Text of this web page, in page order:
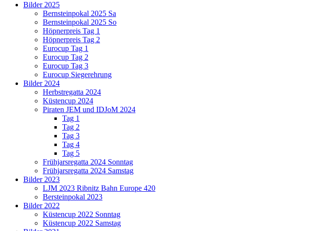
Bilder 2025
Bernsteinpokal 2025 Sa
Bernsteinpokal 2025 So
Höpnerpreis Tag 1
Höpnerpreis Tag 2
Eurocup Tag 1
Eurocup Tag 2
Eurocup Tag 3
Eurocup Siegerehrung
Bilder 2024
Herbstregatta 2024
Küstencup 2024
Piraten JEM und IDJoM 2024
Tag 1
Tag 2
Tag 3
Tag 4
Tag 5
Frühjarsregatta 2024 Sonntag
Frühjarsregatta 2024 Samstag
Bilder 2023
LJM 2023 Ribnitz Bahn Europe 420
Bersteinpokal 2023
Bilder 2022
Küstencup 2022 Sonntag
Küstencup 2022 Samstag